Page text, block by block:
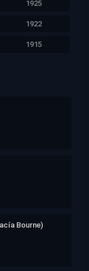
1925
1922
1915
Bourne)